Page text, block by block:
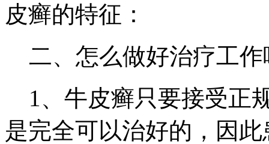
皮癣的特征：
二、怎么做好治疗工作
1、牛皮癣只要接受正
是完全可以治好的，因